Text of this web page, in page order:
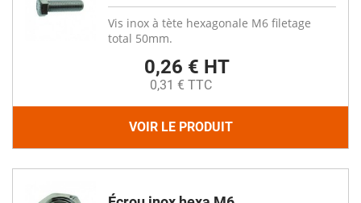
Vis inox à tète hexagonale M6 filetage
total 50mm.
0,26 € HT
0,31 € TTC
VOIR LE PRODUIT